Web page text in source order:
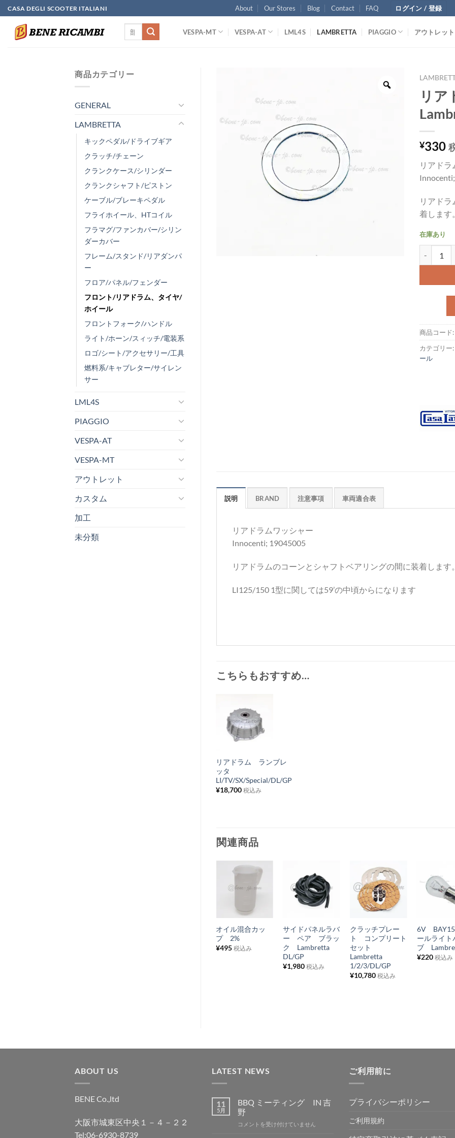
Skip
to
content
CASA DEGLI SCOOTER ITALIANI About Our Stores Blog Contact FAQ ログイン / 登録
VESPA-MT VESPA-AT LML4S LAMBRETTA PIAGGIO アウトレット
商品カテゴリー
GENERAL
LAMBRETTA
キックペダル/ドライブギア
クラッチ/チェーン
クランクケース/シリンダー
クランクシャフト/ピストン
ケーブル/ブレーキペダル
フライホイール、HTコイル
フラマグ/ファンカバー/シリン
ダーカバー
フレーム/スタンド/リアダンパ
ー
フロア/パネル/フェンダー
フロント/リアドラム、タイヤ/
ホイール
フロントフォーク/ハンドル
ライト/ホーン/スィッチ/電装系
ロゴ/シート/アクセサリー/工具
燃料系/キャブレター/サイレン
サー
LML4S
PIAGGIO
VESPA-AT
VESPA-MT
アウトレット
カスタム
加工
未分類
リ
¥330
リアド
リアド
着します
在庫あり
商品コード
カテゴリー
ール
説明 BRAND 注意事項 車両適合表
リアドラムワッシャー
Innocenti; 19045005
リアドラムのコーンとシャフトベアリングの間に装着します
LI125/150 1型に関しては59’の中頃からになります
こちらもおすすめ…
お
気
入
り
リ
追
リアドラム ランブレ
ッタ
LI/TV/SX/Special/DL/GP
¥18,700 税込み
関連商品
お
に
入
り
オイル混合カッ
プ 2%
¥495 税込み
お
気
入
り
ス
サイドパネルラバ
ー ペア ブラッ
ク Lambretta
DL/GP
¥1,980 税込み
お
気
入
リ
ス
+
クラッチプレー
ト コンプリート
セット
Lambretta
1/2/3/DL/GP
¥10,780 税込み
お
気
入
り
リ
6V
ールライト
ブ
¥220 税込み
ABOUT US
BENE Co.,ltd
大阪市城東区中央１－４－２２
Tel;06-6930-8739
LATEST NEWS
11
5月
BBQ ミーティング IN 吉
野
BBQ
コメントを受け付けていません
ご利用前に
プライバシーポリシー
ご利用規約